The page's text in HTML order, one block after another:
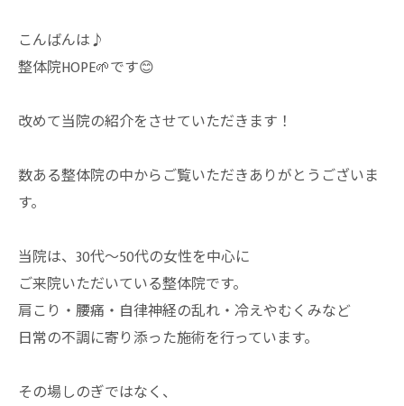
こんばんは♪
整体院HOPE🌱です😊
改めて当院の紹介をさせていただきます！
数ある整体院の中からご覧いただきありがとうございま
す。
当院は、30代〜50代の女性を中心に
ご来院いただいている整体院です。
肩こり・腰痛・自律神経の乱れ・冷えやむくみなど
日常の不調に寄り添った施術を行っています。
その場しのぎではなく、